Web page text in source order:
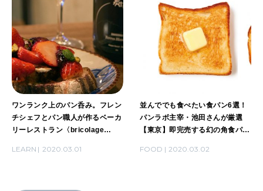
ワンランク上のパン呑み。フレン
チシェフとパン職人が作るベーカ
リーレストラン〈bricolage
LEARN 2020.03.01
並んででも食べたい食パン6選！
パンラボ主宰・池田さんが厳選
【東京】即完売する幻の角食パン
FOOD 2020.03.02